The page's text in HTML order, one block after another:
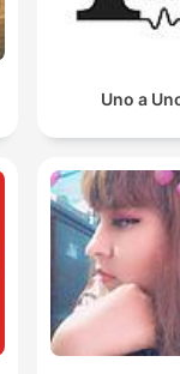
Uno a